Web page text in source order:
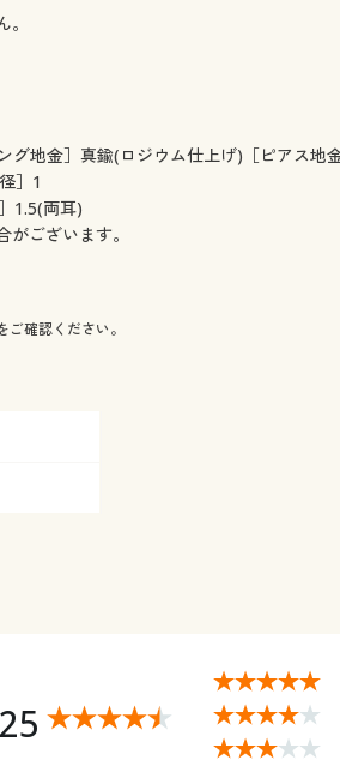
地金］真鍮(ロジウム仕上げ)［ピアス地
］1
1.5(両耳)
ございます。
ご確認ください。